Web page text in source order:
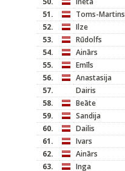
51.
Toms-Martins
52.
Ilze
53.
Rūdolfs
54.
Ainārs
55.
Emīls
56.
Anastasija
57.
Dairis
58.
Beāte
59.
Sandija
60.
Dailis
61.
Ivars
62.
Ainārs
63.
Inga